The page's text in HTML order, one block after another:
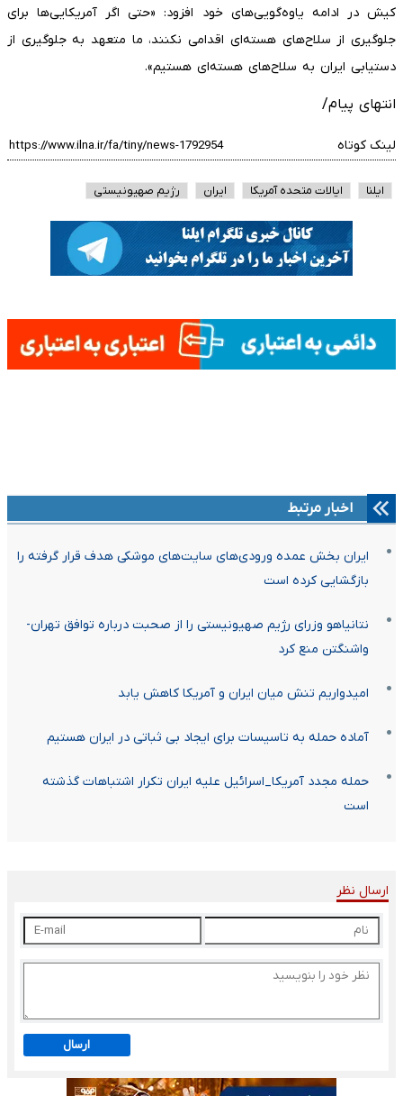
کیش در ادامه یاوه‌گویی‌‌های خود افزود: «حتی اگر آمریکایی‌ها برای
جلوگیری از سلاح‌های هسته‌ای اقدامی نکنند، ما متعهد به جلوگیری از
دستیابی ایران به سلاح‌های هسته‌ای هستیم».
انتهای پیام/
لینک کوتاه
ایلنا ایالات متحده آمریکا ایران رژیم صهیونیستی
اخبار مرتبط
ایران بخش عمده ورودی‌های سایت‌های موشکی هدف قرار گرفته را
بازگشایی کرده است
نتانیاهو وزرای رژیم صهیونیستی را از صحبت درباره توافق تهران-
واشنگتن منع کرد
امیدواریم تنش میان ایران و آمریکا کاهش یابد
آماده حمله به تاسیسات برای ایجاد بی ثباتی در ایران هستیم
حمله مجدد آمریکا_اسرائیل علیه ایران تکرار اشتباهات گذشته
است
ارسال نظر
ارسال